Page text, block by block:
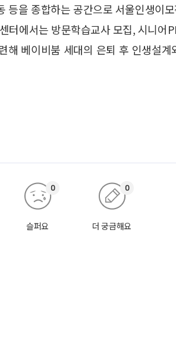
등을 종합하는 공간으로 서울인생이
터에서는 방문학습교사 모집, 시니어
해 베이비붐 세대의 은퇴 후 인생설계
슬퍼요
0
더 궁금해요
0